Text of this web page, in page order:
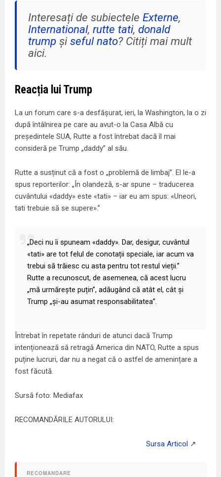
Interesați de subiectele Externe,
International, rutte tati, donald
trumpșiseful nato? Citiți mai mult
aici.
Reacția lui Trump
La un forum care s-a desfășurat, ieri, la Washington, la o zi
după întâlnirea pe care au avut-o la Casa Albă cu
președintele SUA, Rutte a fost întrebat dacă îl mai
consideră pe Trump „daddy” al său.
Rutte a susținut că a fost o „problemă de limbaj”. El le-a
spus reporterilor: „În olandeză, s-ar spune – traducerea
cuvântului «daddy» este «tati» – iar eu am spus: «Uneori,
tati trebuie să se supere».”
„Deci nu îi spuneam «daddy». Dar, desigur, cuvântul
«tati» are tot felul de conotații speciale, iar acum va
trebui să trăiesc cu asta pentru tot restul vieții.”
Rutte a recunoscut, de asemenea, că acest lucru
„mă urmărește puțin”, adăugând că atât el, cât și
Trump „și-au asumat responsabilitatea”.
Întrebat în repetate rânduri de atunci dacă Trump
intenționează să retragă America din NATO, Rutte a spus
puține lucruri, dar nu a negat că o astfel de amenințare a
fost făcută.
Sursă foto: Mediafax
RECOMANDĂRILE AUTORULUI: